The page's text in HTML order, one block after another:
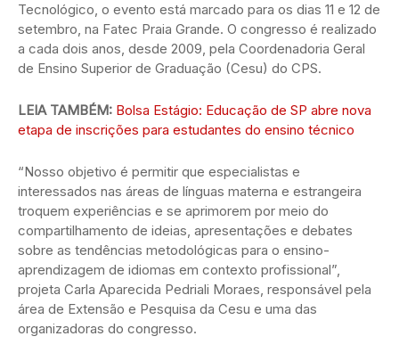
Tecnológico, o evento está marcado para os dias 11 e 12 de
setembro, na Fatec Praia Grande. O congresso é realizado
a cada dois anos, desde 2009, pela Coordenadoria Geral
de Ensino Superior de Graduação (Cesu) do CPS.
LEIA TAMBÉM: Bolsa Estágio: Educação de SP abre nova
etapa de inscrições para estudantes do ensino técnico
“Nosso objetivo é permitir que especialistas e
interessados nas áreas de línguas materna e estrangeira
troquem experiências e se aprimorem por meio do
compartilhamento de ideias, apresentações e debates
sobre as tendências metodológicas para o ensino-
aprendizagem de idiomas em contexto profissional”,
projeta Carla Aparecida Pedriali Moraes, responsável pela
área de Extensão e Pesquisa da Cesu e uma das
organizadoras do congresso.